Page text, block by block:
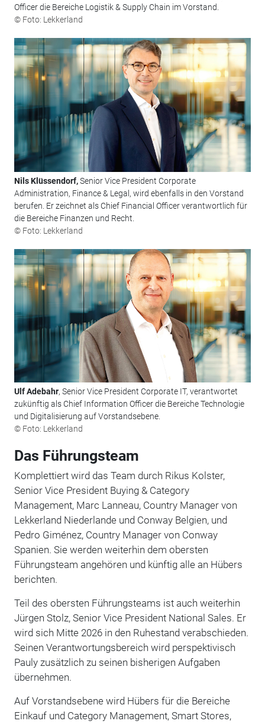
Officer die Bereiche Logistik & Supply Chain im Vorstand.
© Foto: Lekkerland
Nils Klüssendorf,Senior Vice President Corporate
Administration, Finance & Legal, wird ebenfalls in den Vorstand
berufen. Er zeichnet als Chief Financial Officer verantwortlich für
die Bereiche Finanzen und Recht.
© Foto: Lekkerland
Ulf Adebahr, Senior Vice President Corporate IT, verantwortet
zukünftig als Chief Information Officer die Bereiche Technologie
und Digitalisierung auf Vorstandsebene.
© Foto: Lekkerland
Das Führungsteam
Komplettiert wird das Team durch Rikus Kolster,
Senior Vice President Buying & Category
Management, Marc Lanneau, Country Manager von
Lekkerland Niederlande und Conway Belgien, und
Pedro Giménez, Country Manager von Conway
Spanien. Sie werden weiterhin dem obersten
Führungsteam angehören und künftig alle an Hübers
berichten.
Teil des obersten Führungsteams ist auch weiterhin
Jürgen Stolz, Senior Vice President National Sales. Er
wird sich Mitte 2026 in den Ruhestand verabschieden.
Seinen Verantwortungsbereich wird perspektivisch
Pauly zusätzlich zu seinen bisherigen Aufgaben
übernehmen.
Auf Vorstandsebene wird Hübers für die Bereiche
Einkauf und Category Management, Smart Stores,